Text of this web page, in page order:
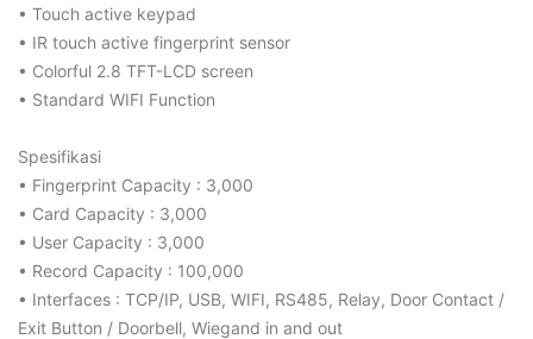
• Touch active keypad
• IR touch active fingerprint sensor
• Colorful 2.8 TFT-LCD screen
• Standard WIFI Function
Spesifikasi
• Fingerprint Capacity : 3,000
• Card Capacity : 3,000
• User Capacity : 3,000
• Record Capacity : 100,000
• Interfaces : TCP/IP, USB, WIFI, RS485, Relay, Door Contact /
Exit Button / Doorbell, Wiegand in and out